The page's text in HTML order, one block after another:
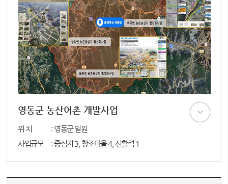
영동군 농산어촌 개발사업
위 치
: 영동군 일원
사업규모
: 중심지 3, 창조마을 4, 신활력 1